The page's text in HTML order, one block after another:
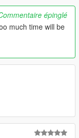
épinglé
much time will be